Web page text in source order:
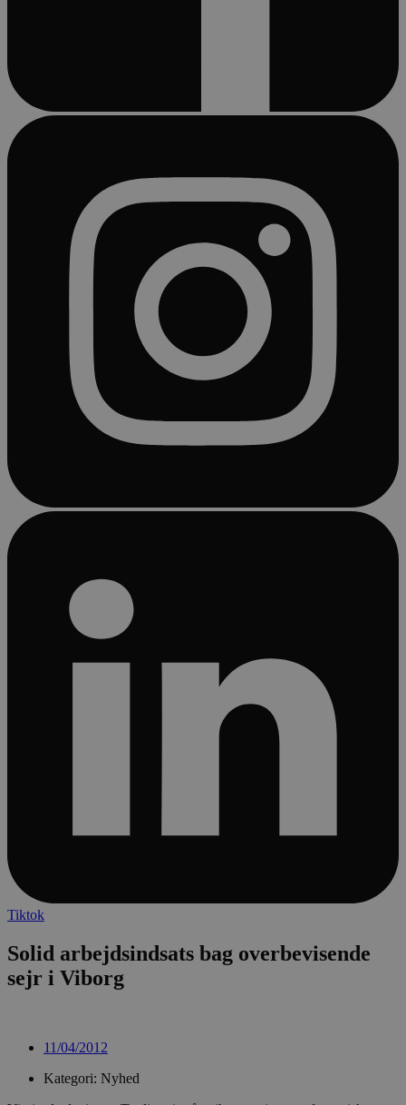
Tiktok
Solid arbejdsindsats bag overbevisende
sejr i Viborg
11/04/2012
Kategori: Nyhed